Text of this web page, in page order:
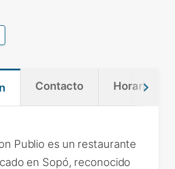
Contacto Horario
Publio es un restaurante
en Sopó, reconocido